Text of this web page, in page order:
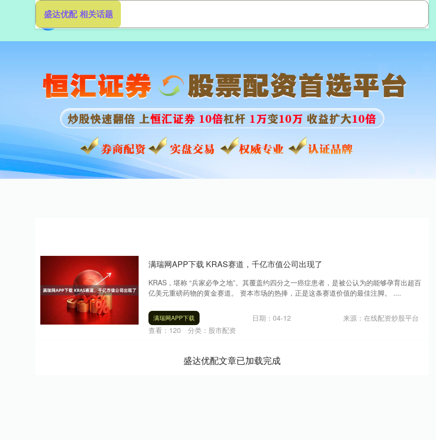
盛达优配 相关话题
满瑞网APP下载 KRAS赛道，千亿市值公司出现了
KRAS，堪称 “兵家必争之地”。其覆盖约四分之一癌症患者，是被公认为的能够孕育出超百
亿美元重磅药物的黄金赛道。 资本市场的热捧，正是这条赛道价值的最佳注脚。 ....
满瑞网APP下载 日期：04-12
来源：在线配资炒股平台
查看： 120 分类： 股市配资
盛达优配文章已加载完成